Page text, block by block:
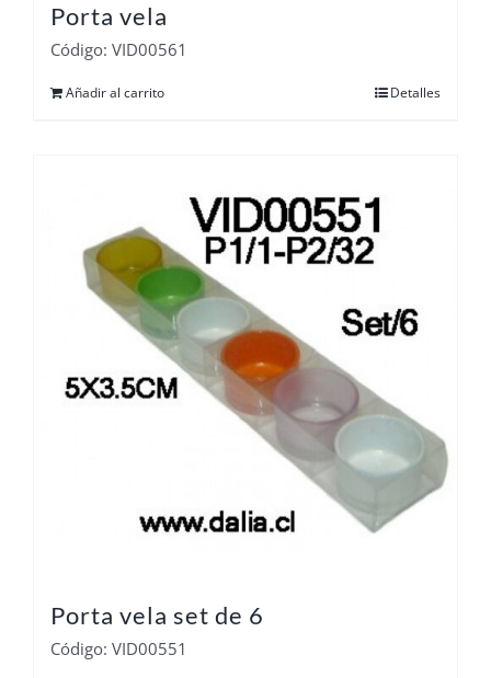
Porta vela
Código: VID00561
Añadir al carrito Detalles
Porta vela set de 6
Código: VID00551